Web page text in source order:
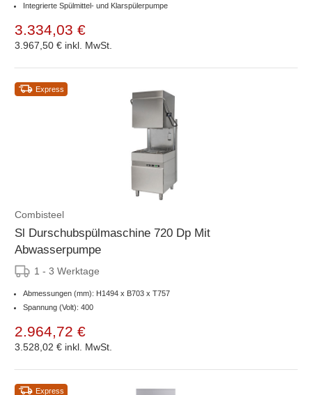
Integrierte Spülmittel- und Klarspülerpumpe
3.334,03 €
3.967,50 € inkl. MwSt.
Express
Combisteel
Sl Durschubspülmaschine 720 Dp Mit
Abwasserpumpe
1 - 3 Werktage
Abmessungen (mm): H1494 x B703 x T757
Spannung (Volt): 400
2.964,72 €
3.528,02 € inkl. MwSt.
Express